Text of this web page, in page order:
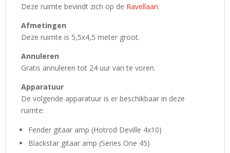
Deze ruimte bevindt zich op de Ravellaan.
Afmetingen
Deze ruimte is 5,5x4,5 meter groot.
Annuleren
Gratis annuleren tot 24 uur van te voren.
Apparatuur
De volgende apparatuur is er beschikbaar in deze
ruimte:
Fender gitaar amp (Hotrod Deville 4x10)
Blackstar gitaar amp (Series One 45)